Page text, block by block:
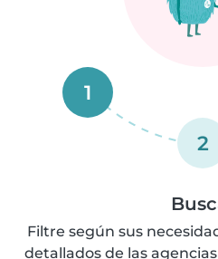
1
2
Filtre según sus
detallados de las